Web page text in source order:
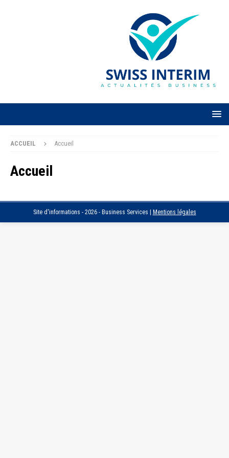
ACCUEIL Accueil
Accueil
Site d'informations - 2026 - Business Services Mentions légales